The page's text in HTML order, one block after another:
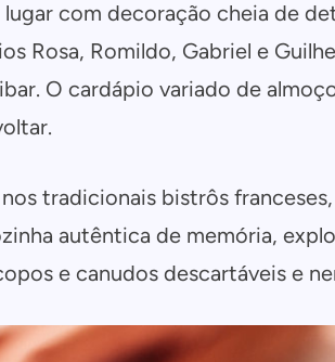
com decoração cheia de
Rosa, Romildo, Gabriel e
O cardápio variado de
tradicionais bistrôs
autêntica de memória,
e canudos descartáveis e